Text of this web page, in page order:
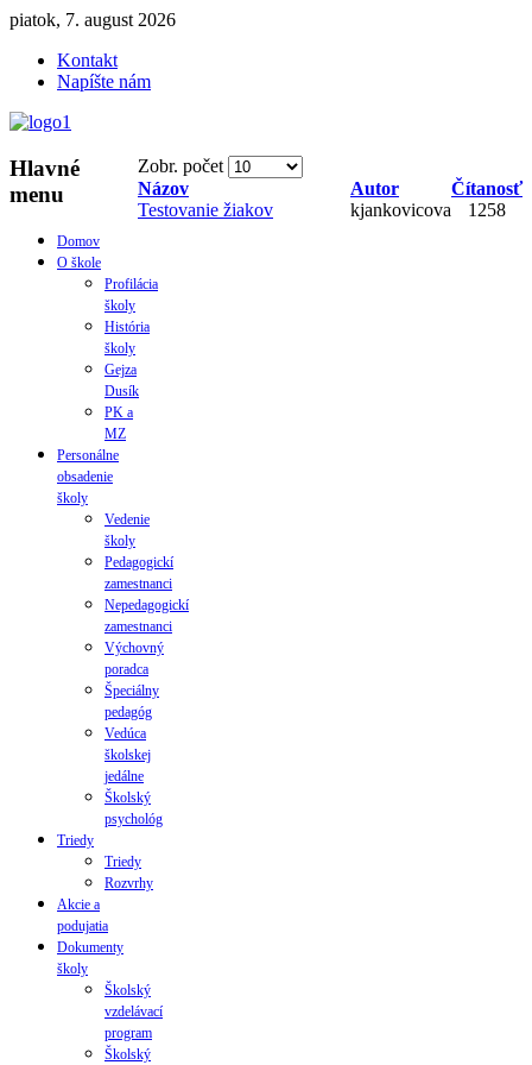
piatok, 7. august 2026
Kontakt
Napíšte nám
Zobr. počet
Názov
Autor
Čítanosť
Testovanie žiakov
kjankovicova 1258
Hlavné
menu
Domov
O škole
Profilácia
školy
História
školy
Gejza
Dusík
PK a
MZ
Personálne
obsadenie
školy
Vedenie
školy
Pedagogickí
zamestnanci
Nepedagogickí
zamestnanci
Výchovný
poradca
Špeciálny
pedagóg
Vedúca
školskej
jedálne
Školský
psychológ
Triedy
Triedy
Rozvrhy
Akcie a
podujatia
Dokumenty
školy
Školský
vzdelávací
program
Školský